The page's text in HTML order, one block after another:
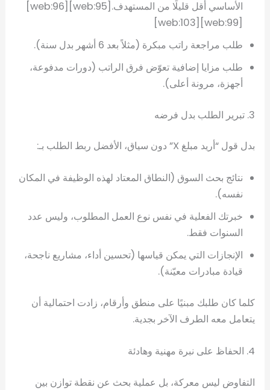
الأساسي أقل قليلًا من المستهدف.[web:95][web:96]
[web:99][web:103]
طلب مراجعة راتب مبكرة (مثلاً بعد 6 أشهر بدل سنة).
طلب مزايا إضافية تعوّض فرق الراتب (دورات مدفوعة،
أجهزة، مرونة أعلى).
3. تبرير الطلب بدل فرضه
بدل قول “أريد مبلغ X” دون سياق، الأفضل ربط الطلب بـ:
نتائج بحث السوق (النطاق المعتاد لهذه الوظيفة في المكان
نفسه).
خبرتك الفعلية في نفس نوع العمل المطلوب، وليس عدد
السنوات فقط.
الإنجازات التي يمكن قياسها (تحسين أداء، مشاريع ناجحة،
قيادة مبادرات معيّنة).
كلما كان طلبك مبنيًا على منطق وأرقام، زادت احتمالية أن
يتعامل معه الطرف الآخر بجدية.
4. الحفاظ على نبرة مهنية وهادئة
التفاوض ليس معركة، بل عملية بحث عن نقطة توازن بين